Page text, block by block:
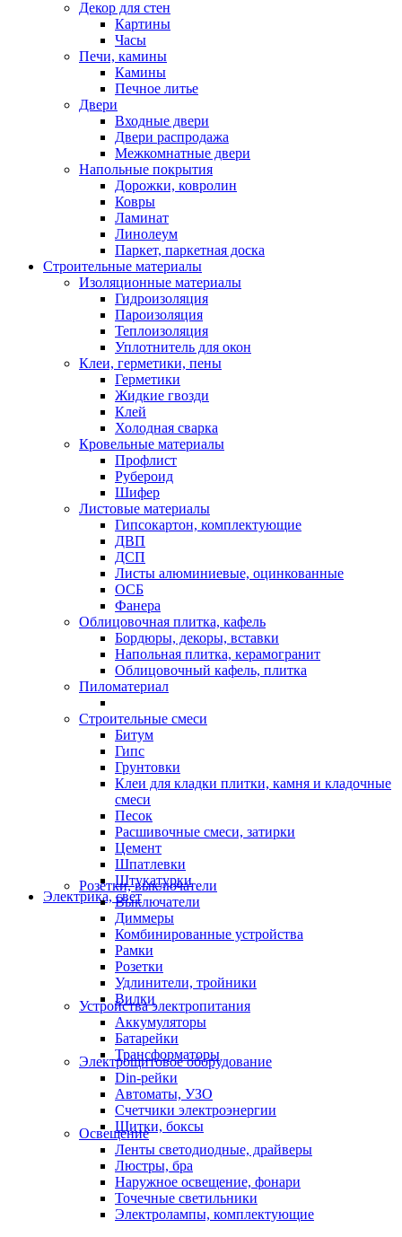
Декор для стен
Картины
Часы
Печи, камины
Камины
Печное литье
Двери
Входные двери
Двери распродажа
Межкомнатные двери
Напольные покрытия
Дорожки, ковролин
Ковры
Ламинат
Линолеум
Паркет, паркетная доска
Строительные материалы
Изоляционные материалы
Гидроизоляция
Пароизоляция
Теплоизоляция
Уплотнитель для окон
Клеи, герметики, пены
Герметики
Жидкие гвозди
Клей
Холодная сварка
Кровельные материалы
Профлист
Рубероид
Шифер
Листовые материалы
Гипсокартон, комплектующие
ДВП
ДСП
Листы алюминиевые, оцинкованные
ОСБ
Фанера
Облицовочная плитка, кафель
Бордюры, декоры, вставки
Напольная плитка, керамогранит
Облицовочный кафель, плитка
Пиломатериал
Строительные смеси
Битум
Гипс
Грунтовки
Клеи для кладки плитки, камня и кладочные
смеси
Песок
Расшивочные смеси, затирки
Цемент
Шпатлевки
Штукатурки
Электрика, свет
Розетки, выключатели
Выключатели
Диммеры
Комбинированные устройства
Рамки
Розетки
Удлинители, тройники
Вилки
Устройства электропитания
Аккумуляторы
Батарейки
Трансформаторы
Электрощитовое оборудование
Din-рейки
Автоматы, УЗО
Счетчики электроэнергии
Щитки, боксы
Освещение
Ленты светодиодные, драйверы
Люстры, бра
Наружное освещение, фонари
Точечные светильники
Электролампы, комплектующие